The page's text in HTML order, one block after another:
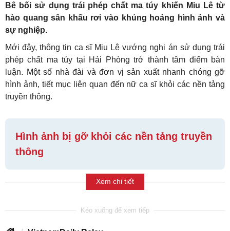
Bê bối sử dụng trái phép chất ma túy khiến Miu Lê từ
hào quang sân khấu rơi vào khủng hoảng hình ảnh và
sự nghiệp.
Mới đây, thông tin ca sĩ Miu Lê vướng nghi án sử dụng trái
phép chất ma túy tại Hải Phòng trở thành tâm điểm bàn
luận. Một số nhà đài và đơn vị sản xuất nhanh chóng gỡ
hình ảnh, tiết mục liên quan đến nữ ca sĩ khỏi các nền tảng
truyền thông.
Hình ảnh bị gỡ khỏi các nền tảng truyền
thông
Xem chi tiết